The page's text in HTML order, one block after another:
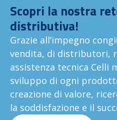
Scopri la nostra
distributiva!
Grazie all’impegno
vendita, di distributori,
assistenza tecnica Celli
sviluppo di ogni
creazione di valore,
la soddisfazione e il